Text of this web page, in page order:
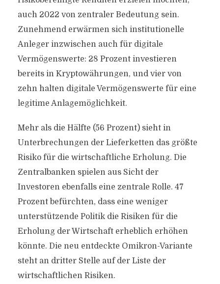
auch 2022 von zentraler Bedeutung sein.
Zunehmend erwärmen sich institutionelle
Anleger inzwischen auch für digitale
Vermögenswerte: 28 Prozent investieren
bereits in Kryptowährungen, und vier von
zehn halten digitale Vermögenswerte für eine
legitime Anlagemöglichkeit.
Mehr als die Hälfte (56 Prozent) sieht in
Unterbrechungen der Lieferketten das größte
Risiko für die wirtschaftliche Erholung. Die
Zentralbanken spielen aus Sicht der
Investoren ebenfalls eine zentrale Rolle. 47
Prozent befürchten, dass eine weniger
unterstützende Politik die Risiken für die
Erholung der Wirtschaft erheblich erhöhen
könnte. Die neu entdeckte Omikron-Variante
steht an dritter Stelle auf der Liste der
wirtschaftlichen Risiken.